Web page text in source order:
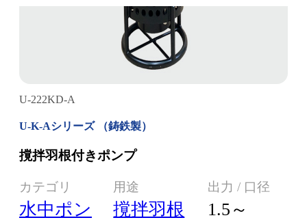
U-222KD-A
U-K-Aシリーズ （鋳鉄製）
撹拌羽根付きポンプ
カテゴリ
水中ポン
用途
撹拌羽根
出力 / 口径
1.5～